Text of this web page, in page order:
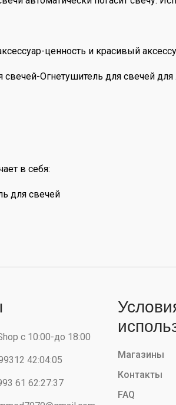
ценность и красивый
свечей-Огнетушитель для свечей
в себя:
для свечей
с 10:00-до 18:00
42:04:05
61 62:27:37
Магазины
Контакты
FAQ